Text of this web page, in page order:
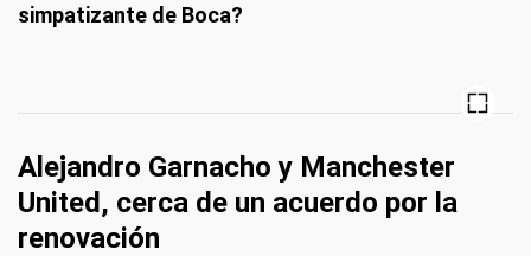
simpatizante de Boca?
Alejandro Garnacho y Manchester
United, cerca de un acuerdo por la
renovación